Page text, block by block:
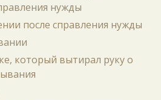
нужды
после справления нужды
который вытирал руку о